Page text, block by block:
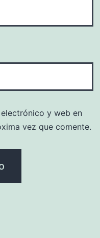
y web en
vez que comente.